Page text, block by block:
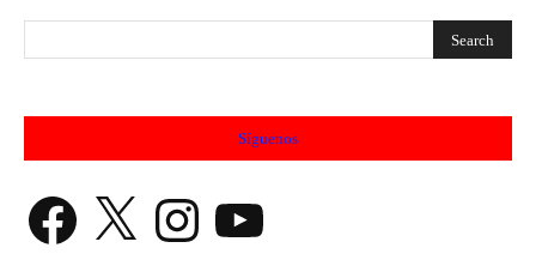
Síguenos
Facebook X Instagram